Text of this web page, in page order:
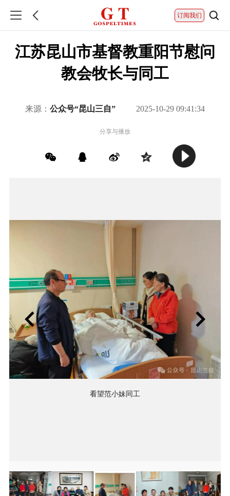
订阅我们
江苏昆山市基督教重阳节慰问
教会牧长与同工
来源： 公众号“昆山三自” 2025-10-29 09:41:34
分享与播放
看望范小妹同工
2
of
Item
2